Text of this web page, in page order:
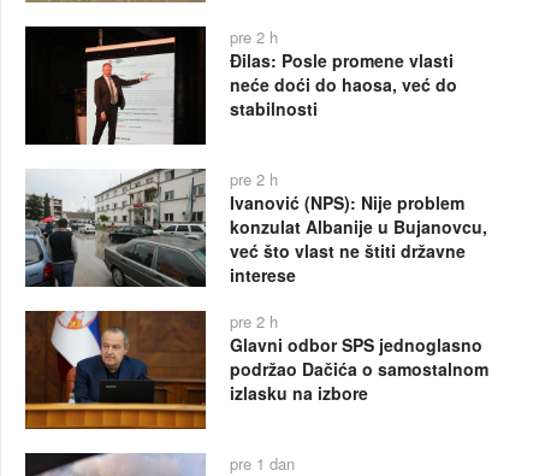
pre 2 h
Đilas: Posle promene vlasti
neće doći do haosa, već do
stabilnosti
pre 2 h
Ivanović (NPS): Nije problem
konzulat Albanije u Bujanovcu,
već što vlast ne štiti državne
interese
pre 2 h
Glavni odbor SPS jednoglasno
podržao Dačića o samostalnom
izlasku na izbore
pre 1 dan